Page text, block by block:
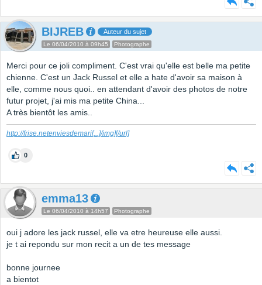
BIJREB Auteur du sujet
Le 06/04/2010 à 09h45 Photographe
Merci pour ce joli compliment. C'est vrai qu'elle est belle ma petite
chienne. C'est un Jack Russel et elle a hate d'avoir sa maison à
elle, comme nous quoi.. en attendant d'avoir des photos de notre
futur projet, j'ai mis ma petite China...
A très bientôt les amis..
http://frise.netenviesdemari[...]/img][/url]
0
emma13
Le 06/04/2010 à 14h57 Photographe
oui j adore les jack russel, elle va etre heureuse elle aussi.
je t ai repondu sur mon recit a un de tes message
bonne journee
a bientot